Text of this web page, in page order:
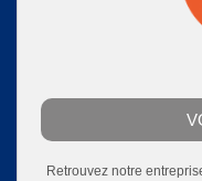
Retrouvez notre